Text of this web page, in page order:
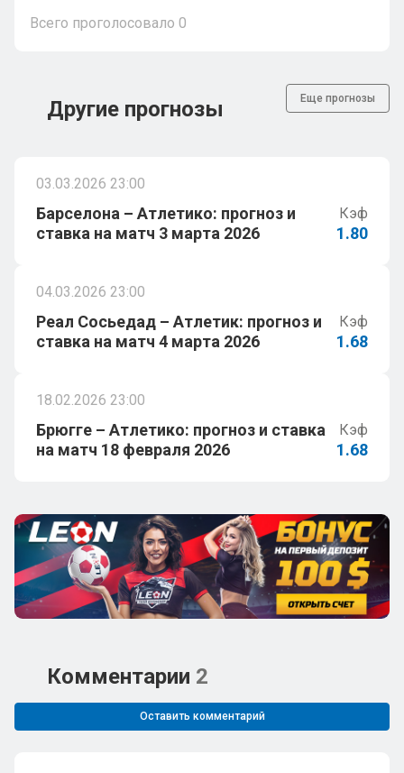
Всего проголосовало 0
Другие прогнозы Еще прогнозы
03.03.2026 23:00
Барселона – Атлетико: прогноз и
ставка на матч 3 марта 2026
Кэф
1.80
04.03.2026 23:00
Реал Сосьедад – Атлетик: прогноз и
ставка на матч 4 марта 2026
Кэф
1.68
18.02.2026 23:00
Брюгге – Атлетико: прогноз и ставка
на матч 18 февраля 2026
Кэф
1.68
Комментарии 2
Оставить комментарий